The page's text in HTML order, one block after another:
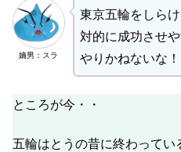
嫡男：スラ
東京五輪をしら
対的に成功させ
やりかねないな！
ところが今・・
五輪はとうの昔に終わってい